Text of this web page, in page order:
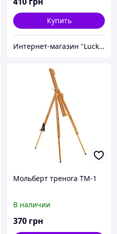
Купить
Интернет-магазин "Lucky-MD"
Мольберт тренога ТМ-1
В наличии
370 грн